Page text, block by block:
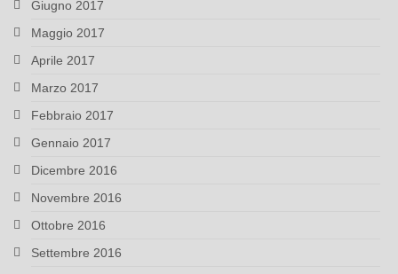
Giugno 2017
Maggio 2017
Aprile 2017
Marzo 2017
Febbraio 2017
Gennaio 2017
Dicembre 2016
Novembre 2016
Ottobre 2016
Settembre 2016